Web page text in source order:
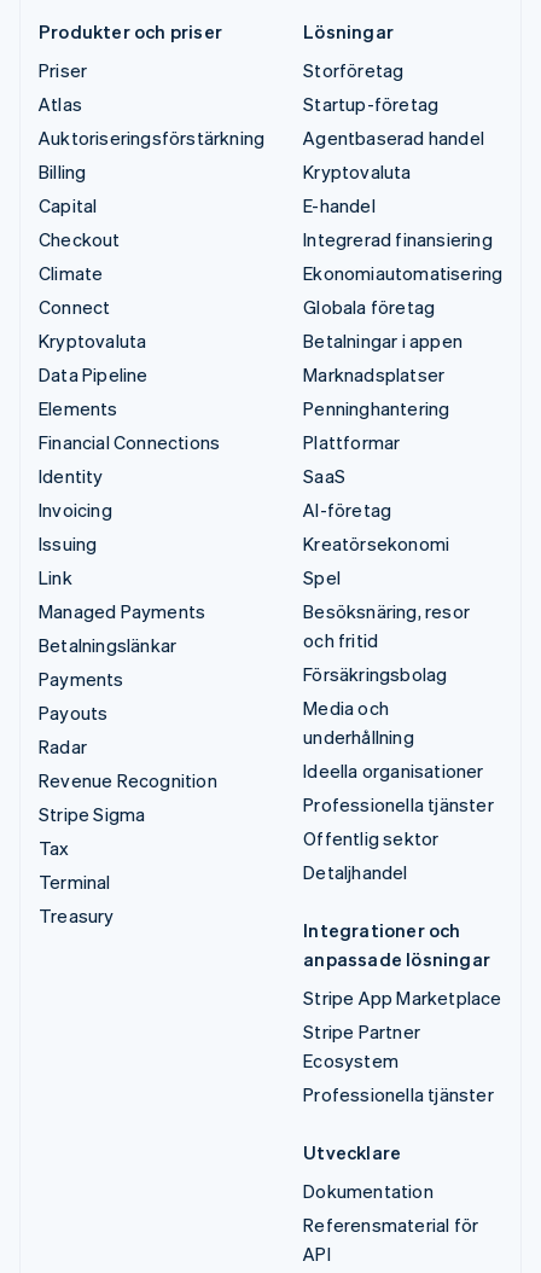
Produkter och priser
Priser
Atlas
Auktoriseringsförstärkning
Billing
Capital
Checkout
Climate
Connect
Kryptovaluta
Data Pipeline
Elements
Financial Connections
Identity
Invoicing
Issuing
Link
Managed Payments
Betalningslänkar
Payments
Payouts
Radar
Revenue Recognition
Stripe Sigma
Tax
Terminal
Treasury
Lösningar
Storföretag
Startup-företag
Agentbaserad handel
Kryptovaluta
E-handel
Integrerad finansiering
Ekonomiautomatisering
Globala företag
Betalningar i appen
Marknadsplatser
Penninghantering
Plattformar
SaaS
AI-företag
Kreatörsekonomi
Spel
Besöksnäring, resor
och fritid
Försäkringsbolag
Media och
underhållning
Ideella organisationer
Professionella tjänster
Offentlig sektor
Detaljhandel
Integrationer och
anpassade lösningar
Stripe App Marketplace
Stripe Partner
Ecosystem
Professionella tjänster
Utvecklare
Dokumentation
Referensmaterial för
API